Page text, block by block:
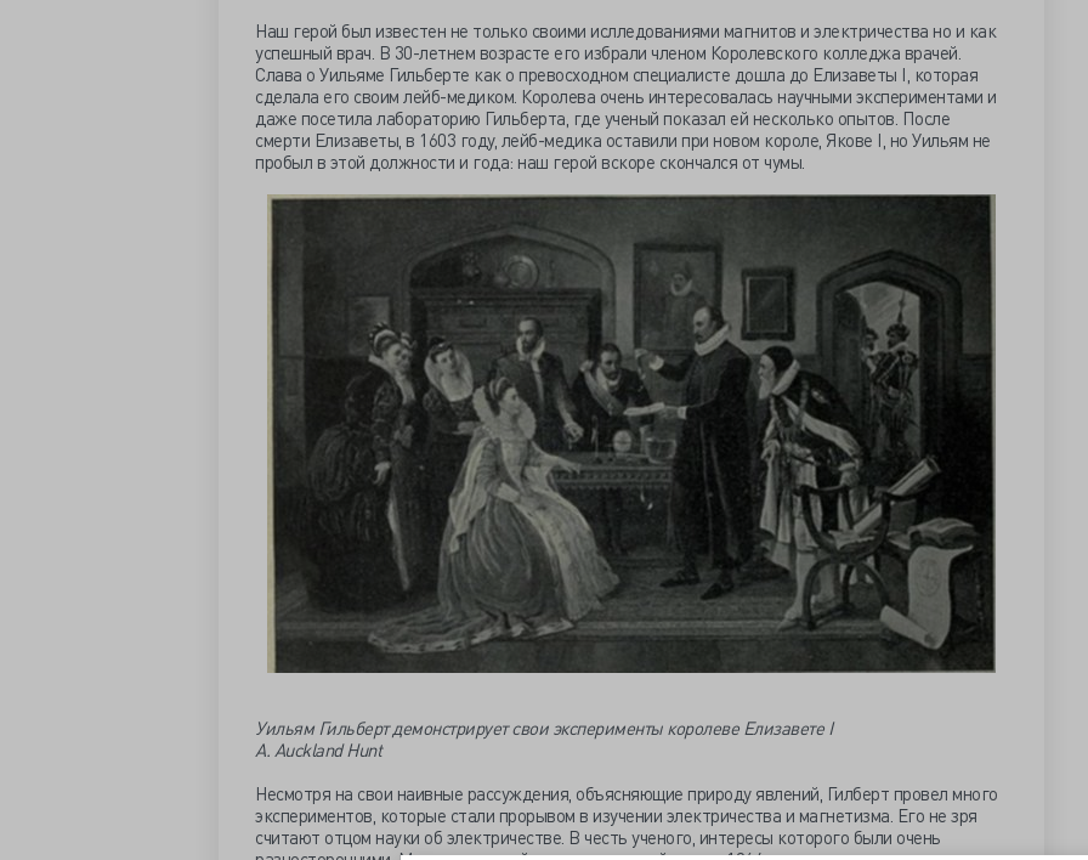
Наш герой был известен не только своими ислледованиями магнитов и электричества но и как
успешный врач. В 30-летнем возрасте его избрали членом Королевского колледжа врачей.
Слава о Уильяме Гильберте как о превосходном специалисте дошла до Елизаветы I, которая
сделала его своим лейб-медиком. Королева очень интересовалась научными экспериментами и
даже посетила лабораторию Гильберта, где ученый показал ей несколько опытов. После
смерти Елизаветы, в 1603 году, лейб-медика оставили при новом короле, Якове I, но Уильям не
пробыл в этой должности и года: наш герой вскоре скончался от чумы.
Уильям Гильберт демонстрирует свои эксперименты королеве Елизавете I
A. Auckland Hunt
Несмотря на свои наивные рассуждения, объясняющие природу явлений, Гилберт провел много
экспериментов, которые стали прорывом в изучении электричества и магнетизма. Его не зря
считают отцом науки об электричестве. В честь ученого, интересы которого были очень